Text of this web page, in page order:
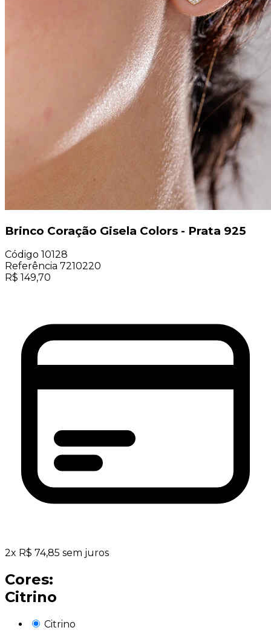
Brinco Coração Gisela Colors - Prata 925
Código 10128
Referência 7210220
R$ 149,70
2x R$ 74,85 sem juros
Cores:
Citrino
Citrino